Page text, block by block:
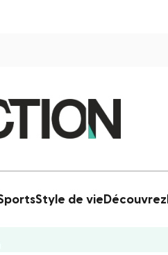
Style de vie Découvrez